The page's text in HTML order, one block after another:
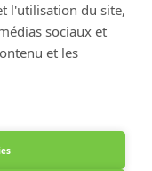
l'utilisation du site,
sociaux et
et les